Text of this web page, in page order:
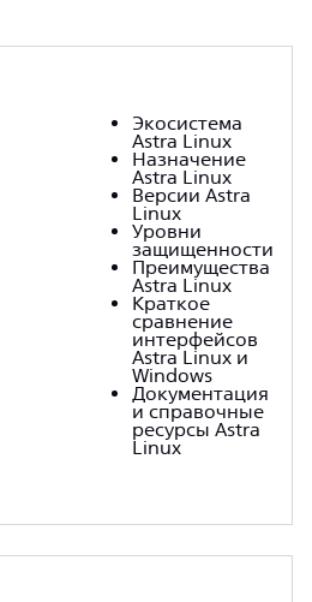
Экосистема
Astra Linux
Назначение
Astra Linux
Версии Astra
Linux
Уровни
защищенности
Преимущества
Astra Linux
Краткое
сравнение
интерфейсов
Astra Linux и
Windows
Документация
и справочные
ресурсы Astra
Linux